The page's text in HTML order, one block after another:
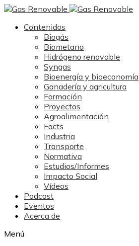
Contenidos
Biogás
Biometano
Hidrógeno renovable
Syngas
Bioenergía y bioeconomía
Ganadería y agricultura
Formación
Proyectos
Agroalimentación
Facts
Industria
Transporte
Normativa
Estudios/Informes
Impacto Social
Vídeos
Podcast
Eventos
Acerca de
Menú